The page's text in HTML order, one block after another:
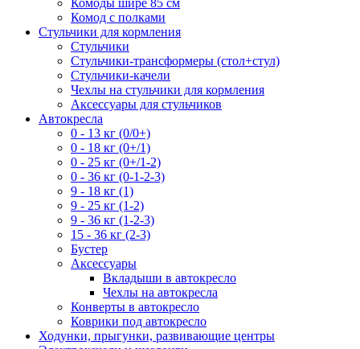
Комоды шире 85 см
Комод с полками
Стульчики для кормления
Стульчики
Стульчики-трансформеры (стол+стул)
Стульчики-качели
Чехлы на стульчики для кормления
Аксессуары для стульчиков
Автокресла
0 - 13 кг (0/0+)
0 - 18 кг (0+/1)
0 - 25 кг (0+/1-2)
0 - 36 кг (0-1-2-3)
9 - 18 кг (1)
9 - 25 кг (1-2)
9 - 36 кг (1-2-3)
15 - 36 кг (2-3)
Бустер
Аксессуары
Вкладыши в автокресло
Чехлы на автокресла
Конверты в автокресло
Коврики под автокресло
Ходунки, прыгунки, развивающие центры